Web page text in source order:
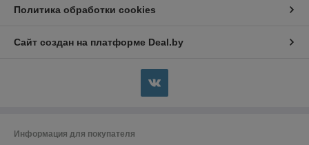
Политика обработки cookies
Сайт создан на платформе Deal.by
Информация для покупателя